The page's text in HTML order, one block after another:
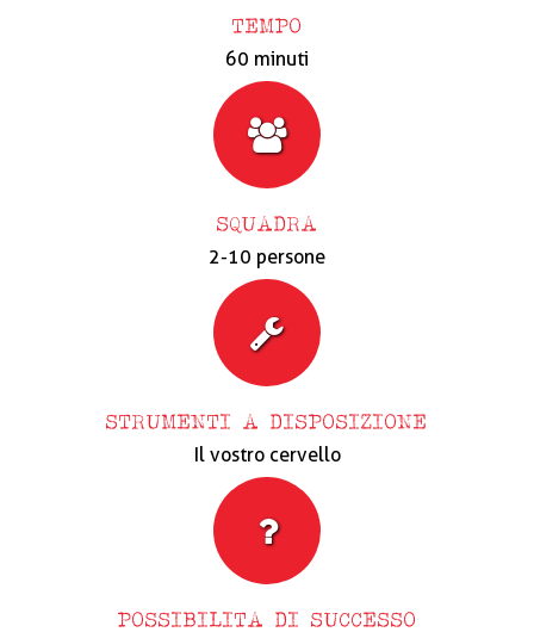
TEMPO
60 minuti
SQUADRA
2-10 persone
STRUMENTI A DISPOSIZIONE
Il vostro cervello
POSSIBILITA DI SUCCESSO